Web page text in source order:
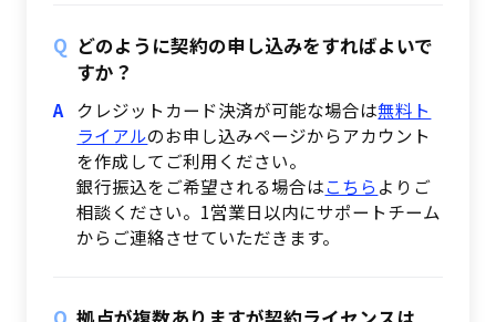
どのように契約の申し込みをすればよいで
すか？
クレジットカード決済が可能な場合は無料ト
ライアルのお申し込みページからアカウント
を作成してご利用ください。
銀行振込をご希望される場合はこちら よりご
相談ください。1営業日以内にサポートチーム
からご連絡させていただきます。